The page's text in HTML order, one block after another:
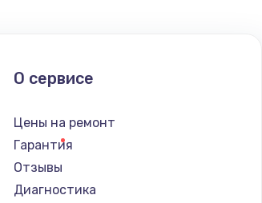
О сервисе
Цены на ремонт
Гарантия
Отзывы
Диагностика